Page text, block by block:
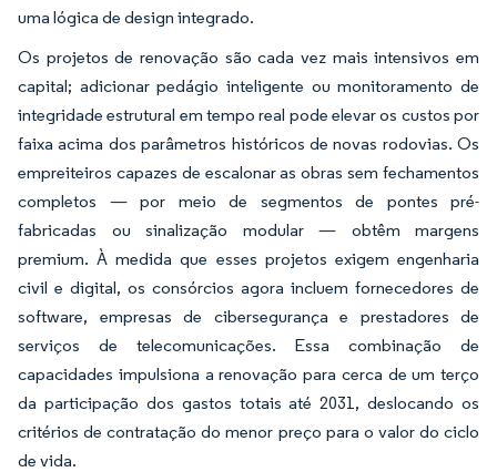
uma lógica de design integrado.
Os projetos de renovação são cada vez mais intensivos em
capital; adicionar pedágio inteligente ou monitoramento de
integridade estrutural em tempo real pode elevar os custos por
faixa acima dos parâmetros históricos de novas rodovias. Os
empreiteiros capazes de escalonar as obras sem fechamentos
completos — por meio de segmentos de pontes pré-
fabricadas ou sinalização modular — obtêm margens
premium. À medida que esses projetos exigem engenharia
civil e digital, os consórcios agora incluem fornecedores de
software, empresas de cibersegurança e prestadores de
serviços de telecomunicações. Essa combinação de
capacidades impulsiona a renovação para cerca de um terço
da participação dos gastos totais até 2031, deslocando os
critérios de contratação do menor preço para o valor do ciclo
de vida.